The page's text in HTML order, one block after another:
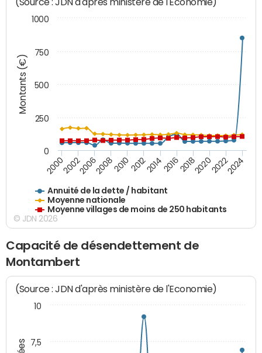
Montants (€)
(Source : JDN d'après ministère de l'Economie)
Annuité de la dette / habitant
Moyenne nationale
Moyenne villages de moins de 250 habitants
200020022006200820102012201420162018202020222024
0
250
500
750
1000
© JDN 2026
Capacité de désendettement de
Montambert
(Source : JDN d'après ministère de l'Economie)
7,5
10